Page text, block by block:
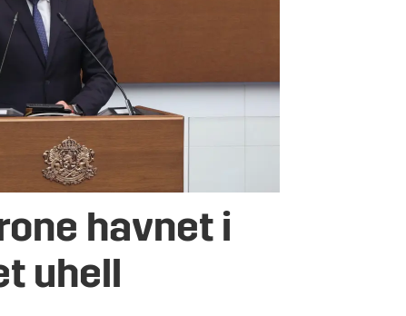
havnet i
uhell